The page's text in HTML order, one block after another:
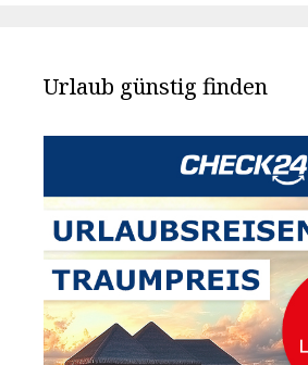
Urlaub günstig finden